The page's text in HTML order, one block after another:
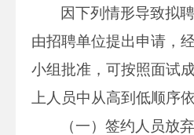
因下列情形导致拟
由招聘单位提出申请，
小组批准，可按照面试
上人员中从高到低顺序
（一）签约人员放